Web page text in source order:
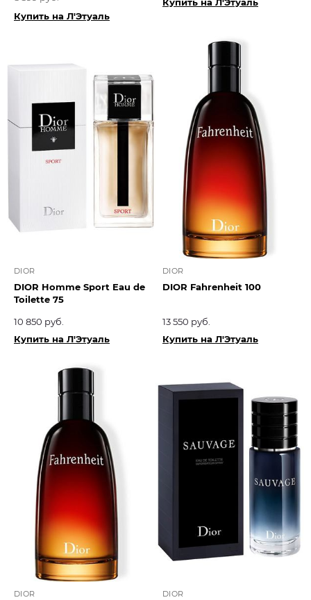
Купить на Л'Этуаль
DIOR
DIOR Homme Sport Eau de
Toilette 75
10 850 руб.
Купить на Л'Этуаль
DIOR
DIOR Fahrenheit 100
13 550 руб.
Купить на Л'Этуаль
DIOR DIOR